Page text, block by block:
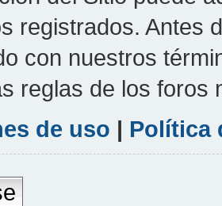
registrados. Antes
con nuestros
reglas de los foros
de uso | Política